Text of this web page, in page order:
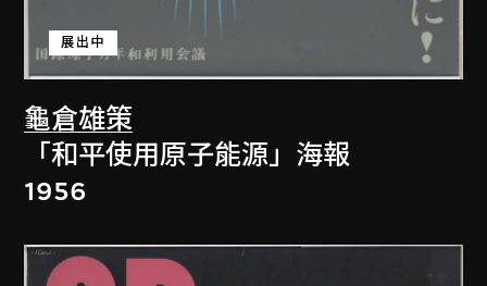
龜倉雄策
展出中
「和平使用原子能源」海報
1956